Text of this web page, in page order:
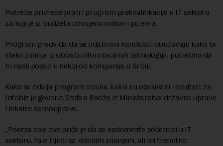
Potrebe privrede prati i program prekvalifikacije u IT sektoru
za koji je iz budžeta odvojeno milion i po evra.
Program predviđa da se odabrani kandidati obučavaju kako bi
stekli znanja iz oblasti informacionih tehnologija, potrebna da
bi našli posao u nekoj od kompanija u Srbiji.
Kako se odvija program obuke, kakvi su očekivani rezultati, za
Infobiz je govorio Stefan Badža iz Ministarstva državne uprave
i lokalne samouprave.
„Poenta cele ove priče je da se nadomeste početnici u IT
sektoru. Fale i ljudi sa visokim znanjem, ali mi trenutno